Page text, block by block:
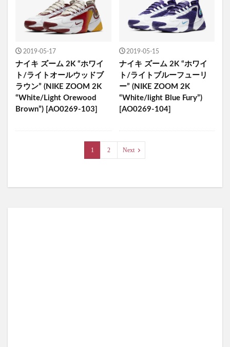
2019-05-17
ナイキ ズーム 2K “ホワイ
ト/ライトオールウッドブ
ラウン” (NIKE ZOOM 2K
“White/Light Orewood
Brown”) [AO0269-103]
2019-05-15
ナイキ ズーム 2K “ホワイ
ト/ライトブルーフューリ
ー” (NIKE ZOOM 2K
“White/light Blue Fury”)
[AO0269-104]
1 2 Next